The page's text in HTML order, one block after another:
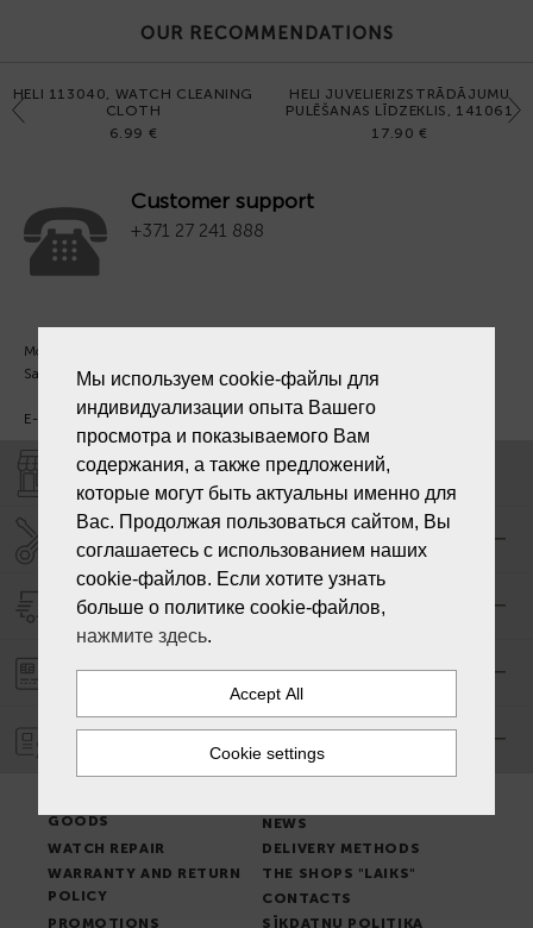
OUR RECOMMENDATIONS
Previous
HELI 113040, WATCH CLEANING
CLOTH
6.99 €
HELI JUVELIERIZSTRĀDĀJUMU
PULĒŠANAS LĪDZEKLIS, 141061
17.90 €
Next
Customer support
+371 27 241 888
Mon. - Fri. 09:00 - 18:00
Sat - Sun. - Out.
E-mail: info@laiksjewellery.lv
SHOPS "LAIKS"
SERVICE CENTER "LAIKS"
DELIVERY
PAYMENT ORDER
GOODS
NEWS
WATCH REPAIR
DELIVERY METHODS
WARRANTY AND RETURN
POLICY
THE SHOPS "LAIKS"
CONTACTS
PROMOTIONS
SĪKDATŅU POLITIKA
Мы используем cookie-файлы для
индивидуализации опыта Вашего
просмотра и показываемого Вам
содержания, а также предложений,
которые могут быть актуальны именно для
Вас. Продолжая пользоваться сайтом, Вы
соглашаетесь с использованием наших
cookie-файлов. Если хотите узнать
больше о политике cookie-файлов,
нажмите здесь.